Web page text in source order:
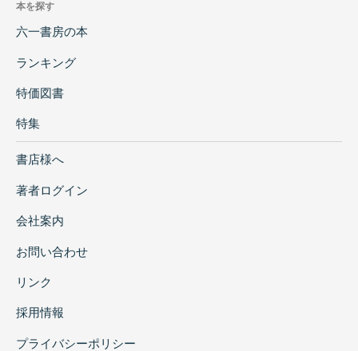
本を探す
六一書房の本
ランキング
特価図書
特集
書店様へ
著者ログイン
会社案内
お問い合わせ
リンク
採用情報
プライバシーポリシー